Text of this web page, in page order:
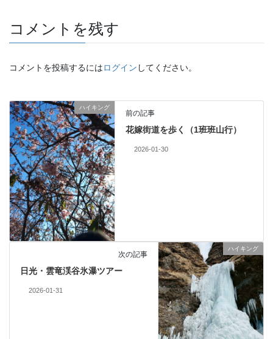
コメントを残す
コメントを投稿するにはログイン してください。
ハイキング
前の記事
花嫁街道を歩く（1班班山行）
2026-01-30
ハイキング
次の記事
日光・雲竜渓谷氷瀑ツアー
2026-01-31